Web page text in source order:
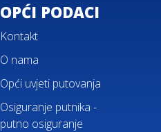
OPĆI PODACI
Kontakt
O nama
Opći uvjeti putovanja
Osiguranje putnika -
putno osiguranje